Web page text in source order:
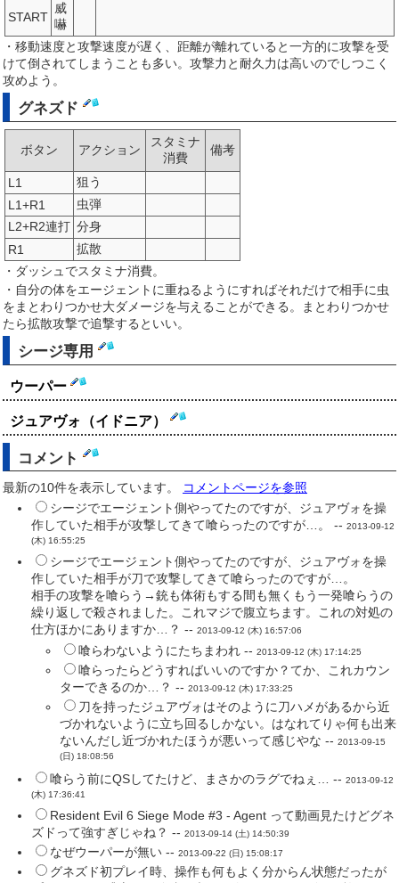
START
威
嚇
・移動速度と攻撃速度が遅く、距離が離れていると一方的に攻撃を受
けて倒されてしまうことも多い。攻撃力と耐久力は高いのでしつこく
攻めよう。
グネズド
ボタン アクション
スタミナ
消費
備考
L1
狙う
L1+R1
虫弾
L2+R2連打 分身
R1
拡散
・ダッシュでスタミナ消費。
・自分の体をエージェントに重ねるようにすればそれだけで相手に虫
をまとわりつかせ大ダメージを与えることができる。まとわりつかせ
たら拡散攻撃で追撃するといい。
シージ専用
ウーパー
ジュアヴォ（イドニア）
コメント
最新の10件を表示しています。
コメントページを参照
シージでエージェント側やってたのですが、ジュアヴォを操
作していた相手が攻撃してきて喰らったのですが…。 -- 2013-09-12
(木) 16:55:25
シージでエージェント側やってたのですが、ジュアヴォを操
作していた相手が刀で攻撃してきて喰らったのですが…。
相手の攻撃を喰らう→銃も体術もする間も無くもう一発喰らうの
繰り返しで殺されました。これマジで腹立ちます。これの対処の
仕方ほかにありますか…？ -- 2013-09-12 (木) 16:57:06
喰らわないようにたちまわれ -- 2013-09-12 (木) 17:14:25
喰らったらどうすればいいのですか？てか、これカウン
ターできるのか…？ -- 2013-09-12 (木) 17:33:25
刀を持ったジュアヴォはそのように刀ハメがあるから近
づかれないように立ち回るしかない。はなれてりゃ何も出来
ないんだし近づかれたほうが悪いって感じやな -- 2013-09-15
(日) 18:08:56
喰らう前にQSしてたけど、まさかのラグでねぇ… -- 2013-09-12
(木) 17:36:41
Resident Evil 6 Siege Mode #3 - Agent って動画見たけどグネ
ズドって強すぎじゃね？ -- 2013-09-14 (土) 14:50:39
なぜウーパーが無い -- 2013-09-22 (日) 15:08:17
グネズド初プレイ時、操作も何もよく分からん状態だったが